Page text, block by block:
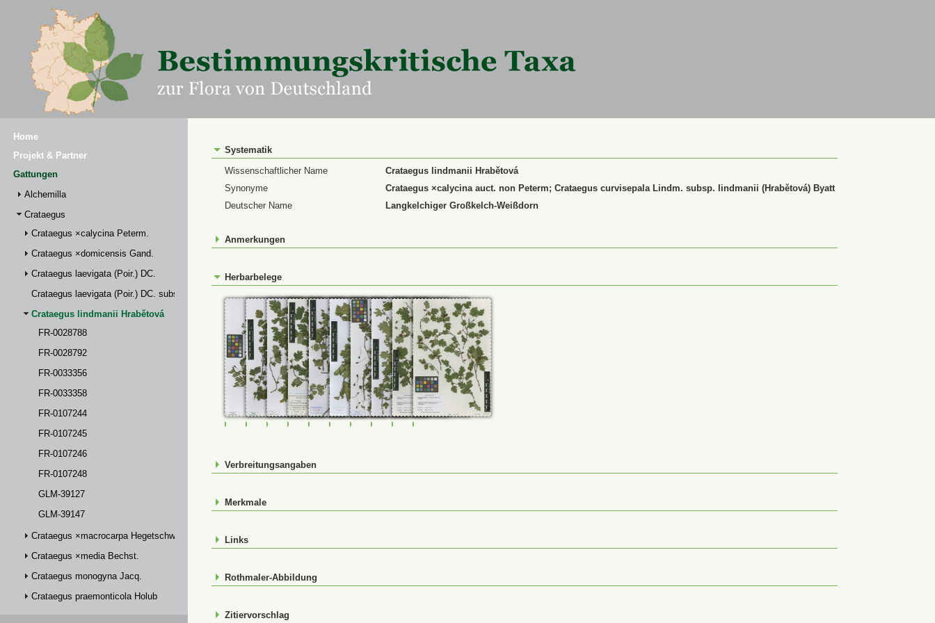
Home
Projekt & Partner
Gattungen
Alchemilla
Crataegus
Crataegus ×calycina Peterm.
Crataegus ×domicensis Gand.
Crataegus laevigata (Poir.) DC.
Crataegus laevigata (Poir.) DC. subsp. palmstruchii (Lindm.) Franco
Crataegus lindmanii Hrabětová
FR-0028788
FR-0028792
FR-0033356
FR-0033358
FR-0107244
FR-0107245
FR-0107246
FR-0107248
GLM-39127
GLM-39147
Crataegus ×macrocarpa Hegetschw.
Crataegus ×media Bechst.
Crataegus monogyna Jacq.
Crataegus praemonticola Holub
Systematik
Wissenschaftlicher Name
Crataegus lindmanii Hrabětová
Synonyme
Crataegus ×calycina auct. non Peterm; Crataegus curvisepala Lindm. subsp. lindmanii (Hrabětová) Byatt
Deutscher Name
Langkelchiger Großkelch-Weißdorn
Anmerkungen
Herbarbelege
FR-0028788FR-0028792FR-0033356FR-0033358FR-0107244FR-0107245FR-0107246FR-0107248GLM-39127
Verbreitungsangaben
Merkmale
Links
Rothmaler-Abbildung
Zitiervorschlag